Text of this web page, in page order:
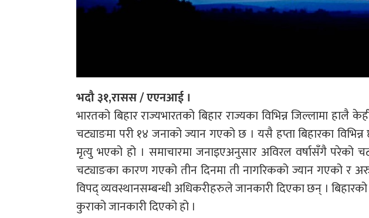
भदौ ३१,रासस / एएनआई ।
भारतको बिहार राज्यभारतको बिहार राज्यका विभिन्न जिल्लामा हालै
चट्याङमा परी १४ जनाको ज्यान गएको छ । यसै हप्ता बिहारका
मृत्यु भएको हो । समाचारमा जनाइएअनुसार अविरल वर्षासँगै परेको
चट्याङका कारण गएको तीन दिनमा ती नागरिकको ज्यान गएको र अरु
विपद् व्यवस्थानसम्बन्धी अधिकरीहरुले जानकारी दिएका छन् ।
कुराको जानकारी दिएको हो ।